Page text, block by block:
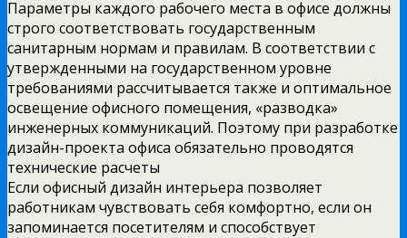
Параметры каждого рабочего места в офисе должны
строго соответствовать государственным
санитарным нормам и правилам. В соответствии с
утвержденными на государственном уровне
требованиями рассчитывается также и оптимальное
освещение офисного помещения, «разводка»
инженерных коммуникаций. Поэтому при разработке
дизайн-проекта офиса обязательно проводятся
технические расчеты
Если офисный дизайн интерьера позволяет
работникам чувствовать себя комфортно, если он
запоминается посетителям и способствует